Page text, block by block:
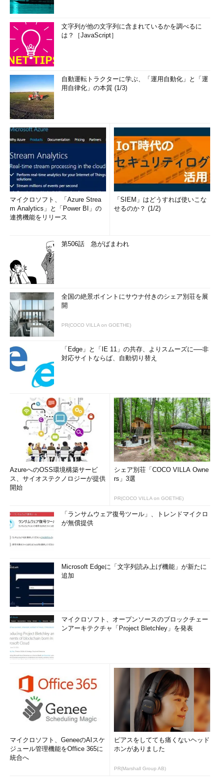
文字列が他の文字列に含まれているかを調べるに
は？［JavaScript］
自動運転トラクターに学ぶ、「運用自動化」と「運
用自律化」の本質 (1/3)
マイクロソフト、「Azure Strea
m Analytics」と「Power BI」の
連携機能をリリース
「SIEM」はどうすれば使いこな
せるのか？ (1/2)
第506話 急がばまわれ
全国の絶景ポイントにサウナ付きのシェア別荘を展
開
PR(COCO VILLA on GOETHE)
「Edge」と「IE 11」の共存、よりスムーズに──非
対応サイトならば、自動切り替え
AzureへのOSS環境構築サービ
ス、サイオステクノロジーが提供
開始
シェア別荘「COCO VILLA Owne
rs」3選
PR(COCO VILLA on GOETHE)
「ランサムウェア復号ツール」、トレンドマイクロ
が無償提供
Microsoft Edgeに「文字列読み上げ機能」が新たに
追加
マイクロソフト、オープンソースのブロックチェー
ンアーキテクチャ「Project Bletchley」を発表
マイクロソフト、GeneeのAIスケ
ジュール管理機能をOffice 365に
統合へ
ピアスをしてても痛くないヘッド
ホンがありました
PR(Marshall Group AB)